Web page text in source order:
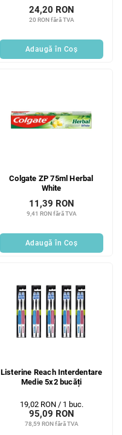
20 RON fără TVA
24,20 RON
Adaugă în Coş
Colgate ZP 75ml Herbal
White
9,41 RON fără TVA
11,39 RON
Adaugă în Coş
Listerine Reach Interdentare
Medie 5x2 bucăți
78,59 RON fără TVA
95,09 RON
Evaluare
preţ:
19,02 RON / 1 buc.